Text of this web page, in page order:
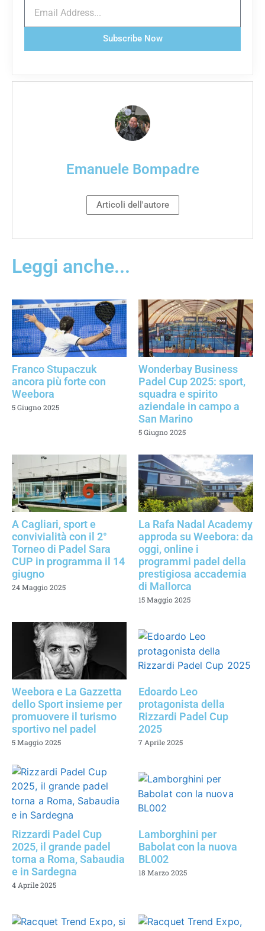
Subscribe Now
Emanuele Bompadre
Articoli dell'autore
Leggi anche...
Franco Stupaczuk
ancora più forte con
Weebora
5 Giugno 2025
Wonderbay Business
Padel Cup 2025: sport,
squadra e spirito
aziendale in campo a
San Marino
5 Giugno 2025
A Cagliari, sport e
convivialità con il 2°
Torneo di Padel Sara
CUP in programma il 14
giugno
24 Maggio 2025
La Rafa Nadal Academy
approda su Weebora: da
oggi, online i
programmi padel della
prestigiosa accademia
di Mallorca
15 Maggio 2025
Weebora e La Gazzetta
dello Sport insieme per
promuovere il turismo
sportivo nel padel
5 Maggio 2025
Edoardo Leo
protagonista della
Rizzardi Padel Cup
2025
7 Aprile 2025
Rizzardi Padel Cup
2025, il grande padel
torna a Roma, Sabaudia
e in Sardegna
4 Aprile 2025
Lamborghini per
Babolat con la nuova
BL002
18 Marzo 2025